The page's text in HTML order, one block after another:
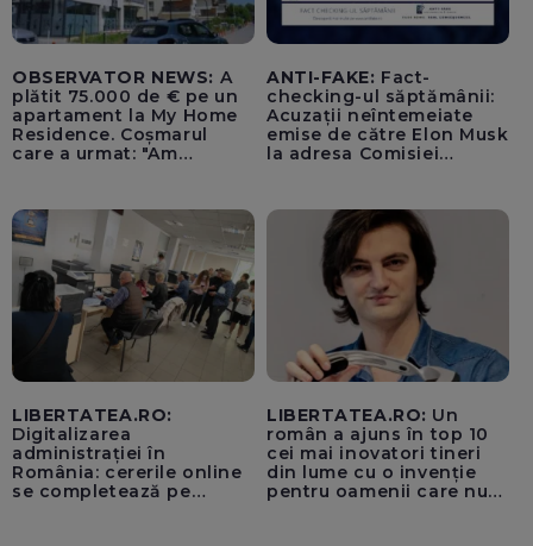
OBSERVATOR NEWS: A
plătit 75.000 de € pe un
apartament la My Home
Residence. Coșmarul
care a urmat: "Am
ANTI-FAKE: Fact-
checking-ul săptămânii:
Acuzații neîntemeiate
emise de către Elon Musk
la adresa Comisiei
pentru instaurarea
„cenzurii” pe platforma X
LIBERTATEA.RO:
Digitalizarea
administrației în
România: cererile online
se completează pe
LIBERTATEA.RO: Un
român a ajuns în top 10
cei mai inovatori tineri
din lume cu o invenție
pentru oamenii care nu